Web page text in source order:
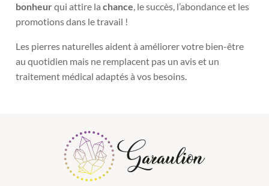
bonheurqui attire lachance, le succès, l’abondance et les
promotions dans le travail !
Les pierres naturelles aident à améliorer votre bien-être
au quotidien mais ne remplacent pas un avis et un
traitement médical adaptés à vos besoins.